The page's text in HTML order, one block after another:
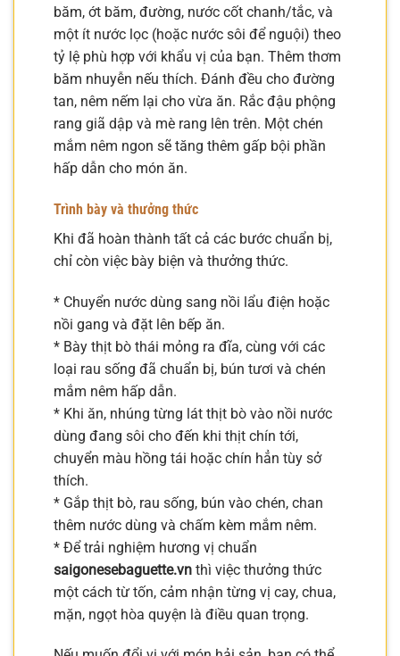
băm, ớt băm, đường, nước cốt chanh/tắc, và
một ít nước lọc (hoặc nước sôi để nguội) theo
tỷ lệ phù hợp với khẩu vị của bạn. Thêm thơm
băm nhuyễn nếu thích. Đánh đều cho đường
tan, nêm nếm lại cho vừa ăn. Rắc đậu phộng
rang giã dập và mè rang lên trên. Một chén
mắm nêm ngon sẽ tăng thêm gấp bội phần
hấp dẫn cho món ăn.
Trình bày và thưởng thức
Khi đã hoàn thành tất cả các bước chuẩn bị,
chỉ còn việc bày biện và thưởng thức.
* Chuyển nước dùng sang nồi lẩu điện hoặc
nồi gang và đặt lên bếp ăn.
* Bày thịt bò thái mỏng ra đĩa, cùng với các
loại rau sống đã chuẩn bị, bún tươi và chén
mắm nêm hấp dẫn.
* Khi ăn, nhúng từng lát thịt bò vào nồi nước
dùng đang sôi cho đến khi thịt chín tới,
chuyển màu hồng tái hoặc chín hẳn tùy sở
thích.
* Gắp thịt bò, rau sống, bún vào chén, chan
thêm nước dùng và chấm kèm mắm nêm.
* Để trải nghiệm hương vị chuẩn
saigonesebaguette.vn thì việc thưởng thức
một cách từ tốn, cảm nhận từng vị cay, chua,
mặn, ngọt hòa quyện là điều quan trọng.